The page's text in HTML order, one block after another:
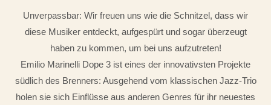
Unverpassbar: Wir freuen uns wie die Schnitzel, dass wir
diese Musiker entdeckt, aufgespürt und sogar überzeugt
haben zu kommen, um bei uns aufzutreten!
Emilio Marinelli Dope 3 ist eines der innovativsten Projekte
südlich des Brenners: Ausgehend vom klassischen Jazz-Trio
holen sie sich Einflüsse aus anderen Genres für ihr neuestes